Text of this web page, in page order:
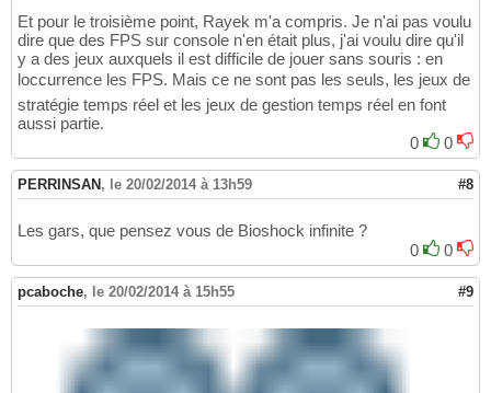
Et pour le troisième point, Rayek m'a compris. Je n'ai pas voulu
dire que des FPS sur console n'en était plus, j'ai voulu dire qu'il
y a des jeux auxquels il est difficile de jouer sans souris : en
loccurrence les FPS. Mais ce ne sont pas les seuls, les jeux de
stratégie temps réel et les jeux de gestion temps réel en font
aussi partie.
0
0
PERRINSAN, le 20/02/2014 à 13h59 #8
Les gars, que pensez vous de Bioshock infinite ?
0
0
pcaboche, le 20/02/2014 à 15h55 #9